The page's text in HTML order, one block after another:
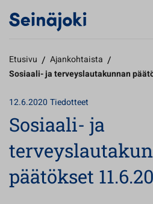
Etusivu / Ajankohtaista /
Sosiaali- ja terveyslautakunnan
12.6.2020 Tiedotteet
Sosiaali- ja
päätökset